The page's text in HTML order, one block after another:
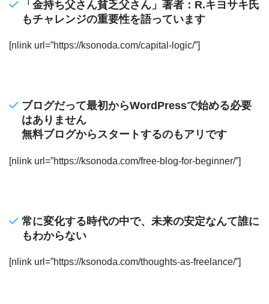
「金持ち父さん貧乏父さん」著者：R.キヨサキ氏
もチャレンジの重要性を語っています
[nlink url=”https://ksonoda.com/capital-logic/”]
ブログだって最初からWordPressで始める必要
はありません
無料ブログからスタートするのもアリです
[nlink url=”https://ksonoda.com/free-blog-for-beginner/”]
常に変化する時代の中で、未来の安定なんて誰に
もわからない
[nlink url=”https://ksonoda.com/thoughts-as-freelance/”]